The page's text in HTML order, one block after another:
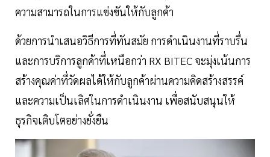
ความสามารถในการแข่งขันให้กับลูกค้า
ด้วยการนำเสนอวิธีการที่ทันสมัย การดำเนินงานที่ราบรื่น
และการบริการลูกค้าที่เหนือกว่า RX BITEC จะมุ่งเน้นการ
สร้างคุณค่าที่วัดผลได้ให้กับลูกค้าผ่านความคิดสร้างสรรค์
และความเป็นเลิศในการดำเนินงาน เพื่อสนับสนุนให้
ธุรกิจเติบโตอย่างยั่งยืน